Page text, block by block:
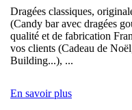
Dragées classiques,
(Candy bar avec dragées
qualité et de fabrication
vos clients (Cadeau de
Building...), ...
En savoir plus